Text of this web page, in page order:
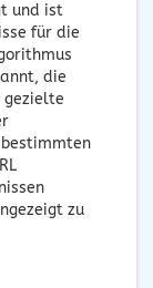
und ist
für die
die
gezielte
zu